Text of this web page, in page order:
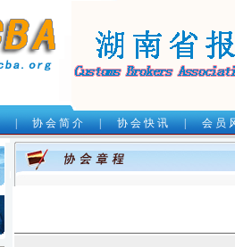
| 协 会 简 介 | 协 会 快 讯 | 会 员